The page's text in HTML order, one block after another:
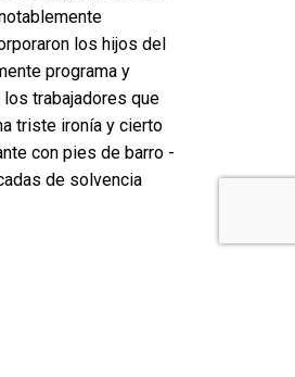
los hijos del
programa y
trabajadores que
triste ironía y cierto
con pies de barro -
de solvencia